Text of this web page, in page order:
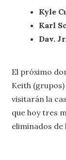
Kyle
Karl
Dav.
El próximo
Keith
visitarán la
que hoy tres
eliminados